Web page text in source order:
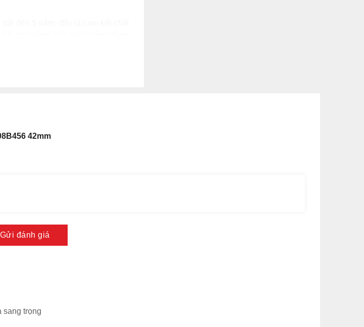
thao mạnh mẽ và trân trọng độ
trên cổ tay.
42mm
Gửi đánh giá
sang trọng